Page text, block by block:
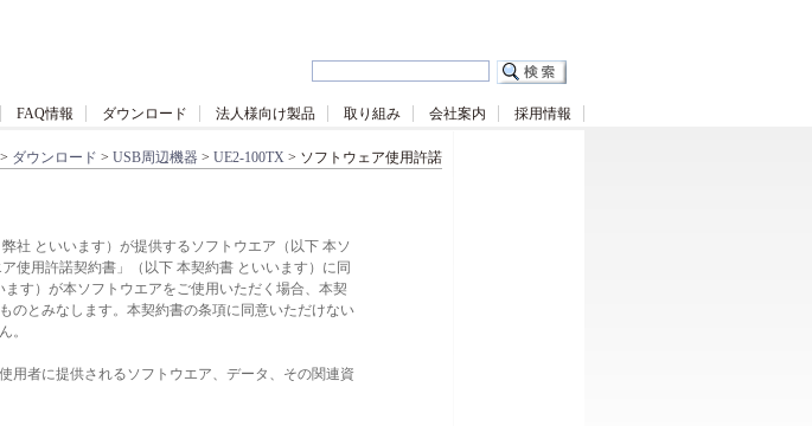
FAQ情報 ダウンロード 法人様向け製品 取り組み 会社案内 採用情報
> ダウンロード > USB周辺機器 > UE2-100TX > ソフトウェア使用許諾
社 といいます）が提供するソフトウエア（以下 本ソ
使用許諾契約書」（以下 本契約書 といいます）に同
す）が本ソフトウエアをご使用いただく場合、本契
のとみなします。本契約書の条項に同意いただけない
。
用者に提供されるソフトウエア、データ、その関連資